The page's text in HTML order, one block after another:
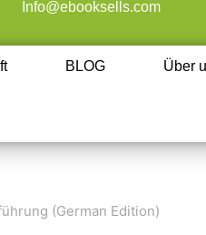
Info@ebooksells.com
BLOG Über
(German Edition)